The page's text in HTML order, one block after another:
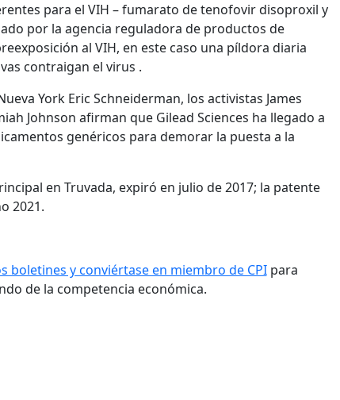
para el VIH – fumarato de tenofovir disoproxil y
por la agencia reguladora de productos de
al VIH, en este caso una píldora diaria
contraigan el virus .
York Eric Schneiderman, los activistas James
Johnson afirman que Gilead Sciences ha llegado a
genéricos para demorar la puesta a la
en Truvada, expiró en julio de 2017; la patente
2021.
boletines y conviértase en miembro de CPIpara
de la competencia económica.